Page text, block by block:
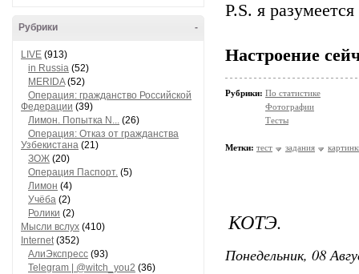
-
Рубрики
LIVE (913)
in Russia (52)
MERIDA(52)
Операция: гражданство Российской
Федерации (39)
Лимон. Попытка N... (26)
Операция: Отказ от гражданства
Узбекистана (21)
ЗОЖ (20)
Операция Паспорт. (5)
Лимон (4)
Учёба (2)
Ролики (2)
Мысли вслух (410)
Internet(352)
АлиЭкспресс (93)
Telegram | @witch_you2 (36)
P.S. я
Настроение
Рубрики: По статистике
Фотографии
Тесты
Метки: тест задания
КОТЭ.
Понедельник, 08